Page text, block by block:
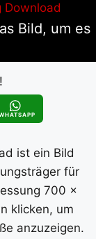
Bild, um es
ist ein Bild
für
700 x
klicken, um
anzuzeigen.